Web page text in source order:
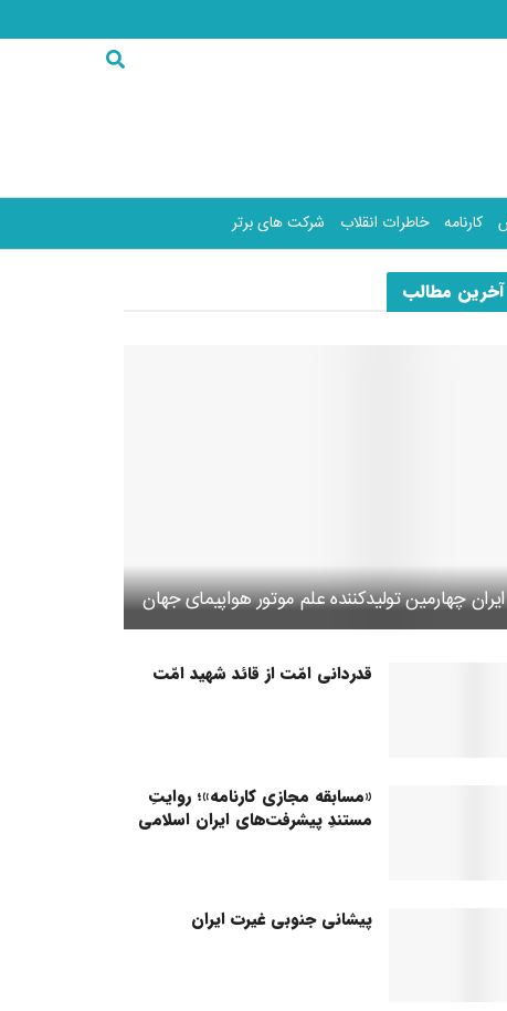
کارنامه خاطرات انقلاب شرکت های برتر
آخرین مطالب
ایران چهارمین تولیدکننده علم موتور هواپیمای جهان
قدردانی امّت از قائد شهید امّت
«مسابقه مجازی کارنامه»؛ روایتِ
مستندِ پیشرفت‌های ایران اسلامی
پیشانی جنوبی غیرت ایران